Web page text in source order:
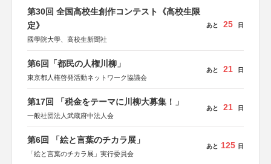
第30回 全国高校生創作コンテスト《高校生限
定》
國學院大學、高校生新聞社
あと 25 日
第6回「都民の人権川柳」
東京都人権啓発活動ネットワーク協議会
あと 21 日
第17回 「税金をテーマに川柳大募集！」
一般社団法人武蔵府中法人会
あと 21 日
第6回 「絵と言葉のチカラ展」
「絵と言葉のチカラ展」実行委員会
あと 125 日